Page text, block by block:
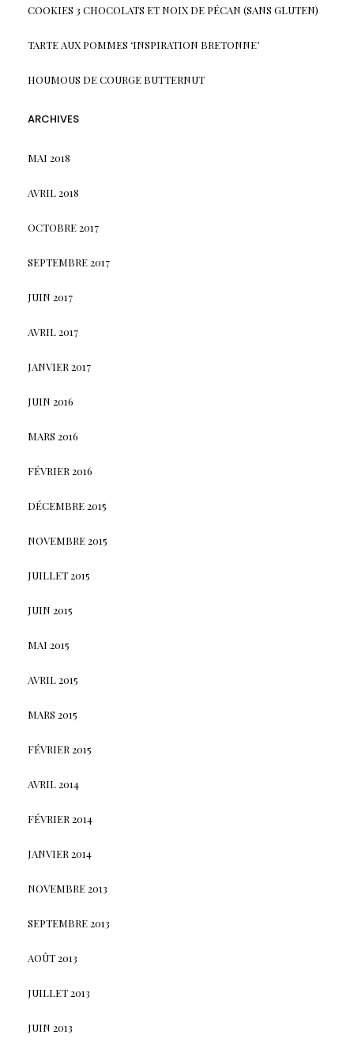
COOKIES 3 CHOCOLATS ET NOIX DE PÉCAN (SANS GLUTEN)
TARTE AUX POMMES ‘INSPIRATION BRETONNE’
HOUMOUS DE COURGE BUTTERNUT
ARCHIVES
MAI 2018
AVRIL 2018
OCTOBRE 2017
SEPTEMBRE 2017
JUIN 2017
AVRIL 2017
JANVIER 2017
JUIN 2016
MARS 2016
FÉVRIER 2016
DÉCEMBRE 2015
NOVEMBRE 2015
JUILLET 2015
JUIN 2015
MAI 2015
AVRIL 2015
MARS 2015
FÉVRIER 2015
AVRIL 2014
FÉVRIER 2014
JANVIER 2014
NOVEMBRE 2013
SEPTEMBRE 2013
AOÛT 2013
JUILLET 2013
JUIN 2013